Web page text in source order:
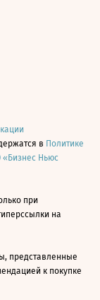
в Политике
Ньюс
при
на
представленные
к покупке